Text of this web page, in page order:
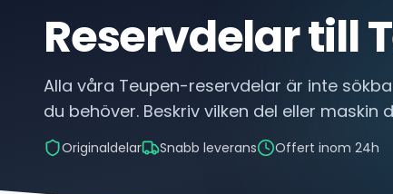
Reservdelar till
Alla våra Teupen-reservdelar är inte
du behöver. Beskriv vilken del eller
Originaldelar Snabb leverans Offert inom 24h